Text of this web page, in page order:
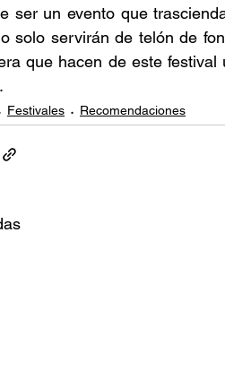
ser un evento que
solo servirán de telón de
que hacen de este
Festivales Recomendaciones